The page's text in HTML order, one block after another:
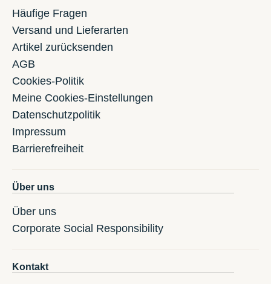
Häufige Fragen
Versand und Lieferarten
Artikel zurücksenden
AGB
Cookies-Politik
Meine Cookies-Einstellungen
Datenschutzpolitik
Impressum
Barrierefreiheit
Über uns
Über uns
Corporate Social Responsibility
Kontakt